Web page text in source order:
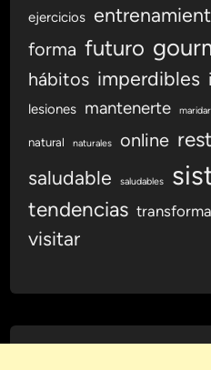
ejercicios
forma futuro
hábitos imperdibles
lesiones mantenerte maridar
natural naturales online
saludable saludables
tendencias
visitar